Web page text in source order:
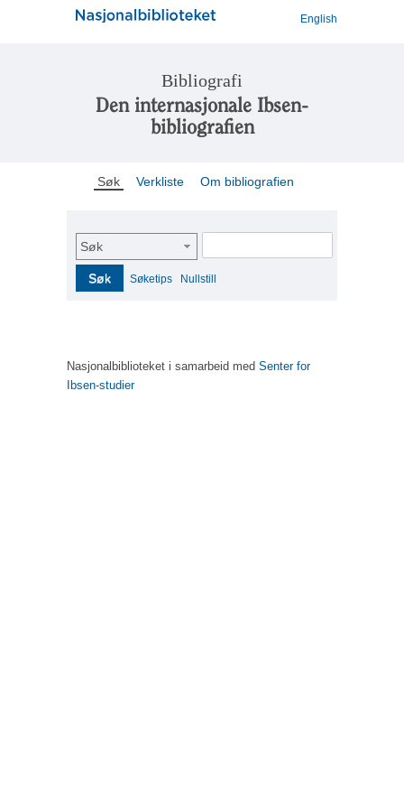
English
Bibliografi
Den internasjonale Ibsen-
bibliografien
Søk Verkliste Om bibliografien
Søk
Søk Søketips Nullstill
Nasjonalbiblioteket i samarbeid med Senter for
Ibsen-studier